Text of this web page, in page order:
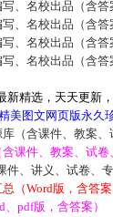
、名校出品（含答
、名校出品（含答
、名校出品（含答
、名校出品（含答
新精选，天天更新，
美图文网页版永久珍
（含课件、教案、
课件、教案、试卷
、讲义、试卷、专
（Word版，含答案
pdf版，含答案）